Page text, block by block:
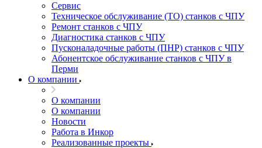
Сервис
Техническое обслуживание (ТО) станков с ЧПУ
Ремонт станков с ЧПУ
Диагностика станков с ЧПУ
Пусконаладочные работы (ПНР) станков с ЧПУ
Абонентское обслуживание станков с ЧПУ в
Перми
О компании
О компании
О компании
Новости
Работа в Инкор
Реализованные проекты